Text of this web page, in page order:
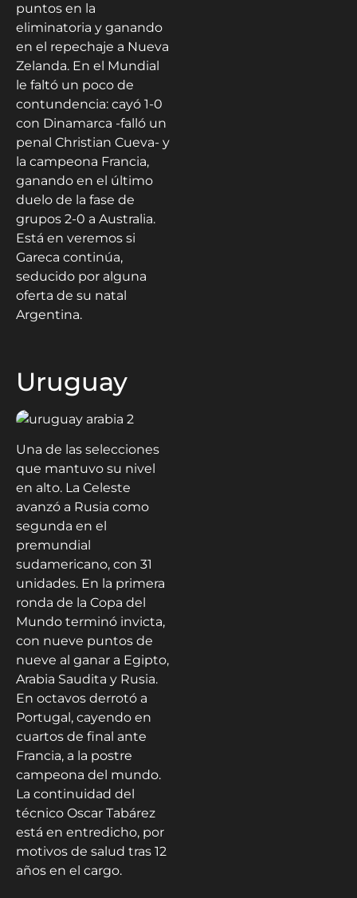
puntos en la
eliminatoria y ganando
en el repechaje a Nueva
Zelanda. En el Mundial
le faltó un poco de
contundencia: cayó 1-0
con Dinamarca -falló un
penal Christian Cueva- y
la campeona Francia,
ganando en el último
duelo de la fase de
grupos 2-0 a Australia.
Está en veremos si
Gareca continúa,
seducido por alguna
oferta de su natal
Argentina.
Uruguay
Una de las selecciones
que mantuvo su nivel
en alto. La Celeste
avanzó a Rusia como
segunda en el
premundial
sudamericano, con 31
unidades. En la primera
ronda de la Copa del
Mundo terminó invicta,
con nueve puntos de
nueve al ganar a Egipto,
Arabia Saudita y Rusia.
En octavos derrotó a
Portugal, cayendo en
cuartos de final ante
Francia, a la postre
campeona del mundo.
La continuidad del
técnico Oscar Tabárez
está en entredicho, por
motivos de salud tras 12
años en el cargo.